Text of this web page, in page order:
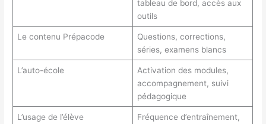
tableau de bord, accès aux
outils
Le contenu Prépacode
Questions, corrections,
séries, examens blancs
L’auto-école
Activation des modules,
accompagnement, suivi
pédagogique
L’usage de l’élève
Fréquence d’entraînement,